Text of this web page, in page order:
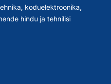
koduelektroonika,
hindu ja tehnilisi